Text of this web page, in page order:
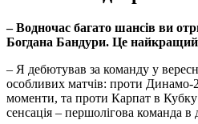
– Водночас багато шансів ви
Богдана Бандури. Це
– Я дебютував за команду у
особливих матчів: проти Динамо-
моменти, та проти Карпат в
сенсація – першолігова команда в